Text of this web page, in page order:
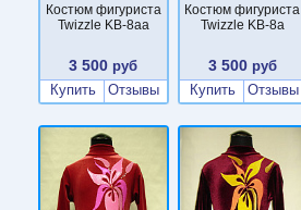
Костюм фигуриста
Twizzle KB-8aa
3 500 руб
Купить
Отзывы
Костюм фигуриста
Twizzle KB-8a
3 500 руб
Купить
Отзывы